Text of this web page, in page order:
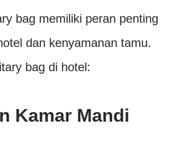
bag memiliki peran penting
dan kenyamanan tamu.
bag di hotel:
Kamar Mandi